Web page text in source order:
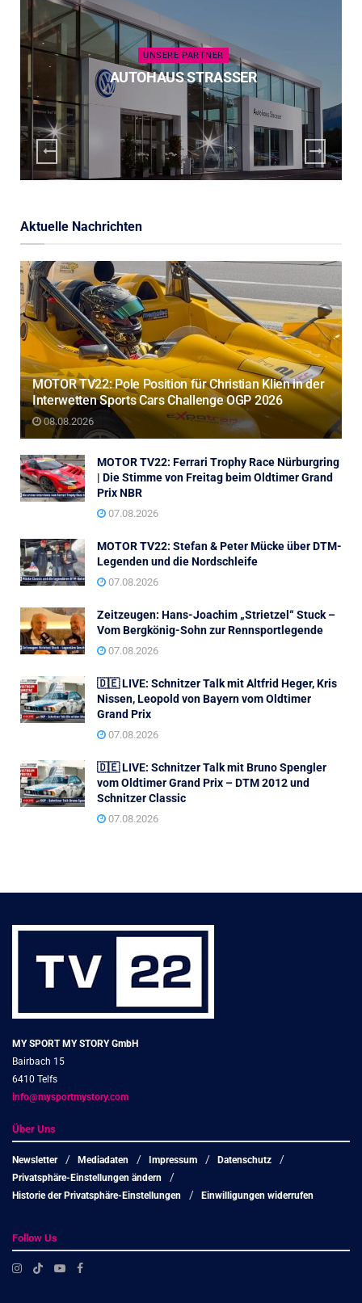
UNSERE PARTNER
AUTOHAUS STRASSER
Aktuelle Nachrichten
MOTOR TV22: Pole Position für Christian Klien in der
Interwetten Sports Cars Challenge OGP 2026
08.08.2026
MOTOR TV22: Ferrari Trophy Race Nürburgring
| Die Stimme von Freitag beim Oldtimer Grand
Prix NBR
07.08.2026
MOTOR TV22: Stefan & Peter Mücke über DTM-
Legenden und die Nordschleife
07.08.2026
Zeitzeugen: Hans-Joachim „Strietzel“ Stuck –
Vom Bergkönig-Sohn zur Rennsportlegende
07.08.2026
🇩🇪 LIVE: Schnitzer Talk mit Altfrid Heger, Kris
Nissen, Leopold von Bayern vom Oldtimer
Grand Prix
07.08.2026
🇩🇪 LIVE: Schnitzer Talk mit Bruno Spengler
vom Oldtimer Grand Prix – DTM 2012 und
Schnitzer Classic
07.08.2026
MY SPORT MY STORY GmbH
Bairbach 15
6410 Telfs
info@mysportmystory.com
Über Uns
Newsletter Mediadaten Impressum
Datenschutz
Privatsphäre-Einstellungen ändern
Historie der Privatsphäre-Einstellungen
Einwilligungen widerrufen
Follow Us